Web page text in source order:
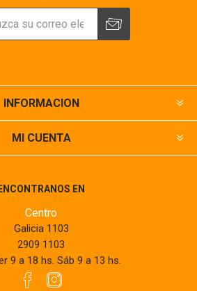
INFORMACION
MI CUENTA
ENCONTRANOS EN
Centro
Galicia 1103
2909 1103
9 a 18 hs. Sáb 9 a 13 hs.